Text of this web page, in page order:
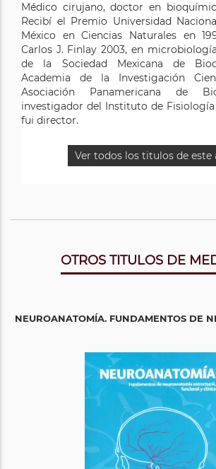
Médico cirujano, doctor en
Recibí el Premio Universidad
México en Ciencias Naturales en
Carlos J. Finlay 2003, en
de la Sociedad Mexicana de
Academia de la Investigación
Asociación Panamericana de
investigador del Instituto de
fui director.
Ver todos los titulos de este
OTROS TITULOS DE
NEUROANATOMÍA. FUNDAMENTOS DE